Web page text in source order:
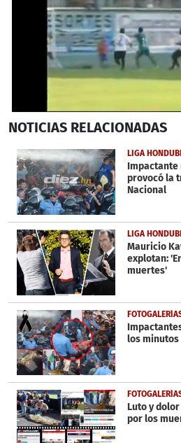
seconds
27
seconds
NOTICIAS RELACIONADAS
LIGA
Impactante
provocó la
Nacional
LIGA
Mauricio
explotan:
muertes'
los
Luto y
por los